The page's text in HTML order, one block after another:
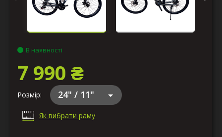
В наявності
7 990 ₴
Розмір: 24" / 11"
Як вибрати раму